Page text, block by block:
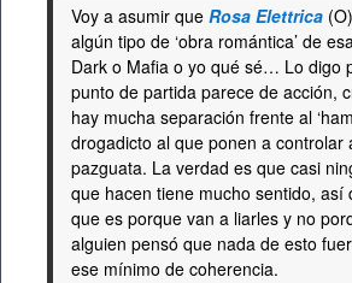
Voy a asumir que Rosa Elettrica
algún tipo de ‘obra romántica’ de
Dark o Mafia o yo qué sé… Lo digo
punto de partida parece de acción,
hay mucha separación frente al
drogadicto al que ponen a controlar
pazguata. La verdad es que casi
que hacen tiene mucho sentido, así
que es porque van a liarles y no
alguien pensó que nada de esto
ese mínimo de coherencia.